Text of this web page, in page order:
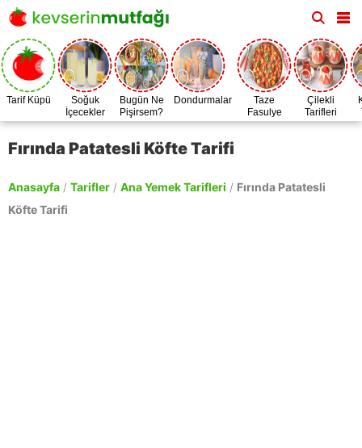
Tarif Küpü
Soğuk
İçecekler
Bugün Ne
Pişirsem?
Dondurmalar
Taze
Fasulye
Zamanı
Çilekli
Tarifleri
Fırında Patatesli Köfte Tarifi
Anasayfa / Tarifler / Ana Yemek Tarifleri / Fırında Patatesli
Köfte Tarifi